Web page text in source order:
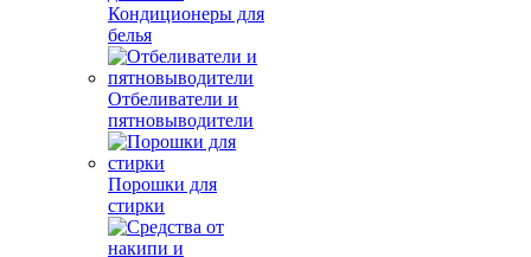
Кондиционеры для
белья
Отбеливатели и
пятновыводители
Порошки для
стирки